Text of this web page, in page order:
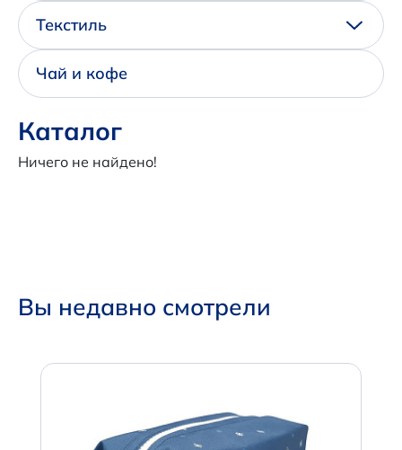
Написать нам в Телеграм
+7 (925) 294-91-85
,
+7 (926) 702-09-76
Наши соцсети:
Текстиль
Чай и кофе
Каталог
Ничего не найдено!
Вы недавно смотрели